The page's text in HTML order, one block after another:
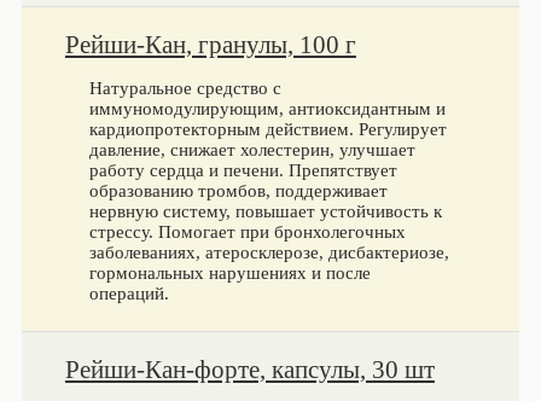
Рейши-Кан, гранулы, 100 г
Натуральное средство с
иммуномодулирующим, антиоксидантным и
кардиопротекторным действием. Регулирует
давление, снижает холестерин, улучшает
работу сердца и печени. Препятствует
образованию тромбов, поддерживает
нервную систему, повышает устойчивость к
стрессу. Помогает при бронхолегочных
заболеваниях, атеросклерозе, дисбактериозе,
гормональных нарушениях и после
операций.
Рейши-Кан-форте, капсулы, 30 шт